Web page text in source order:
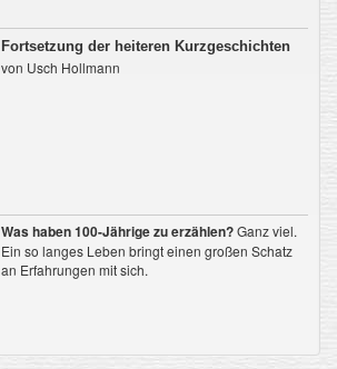
Fortsetzung der heiteren Kurzgeschichten
von Usch Hollmann
Was haben 100-Jährige zu erzählen?Ganz viel.
Ein so langes Leben bringt einen großen Schatz
an Erfahrungen mit sich.